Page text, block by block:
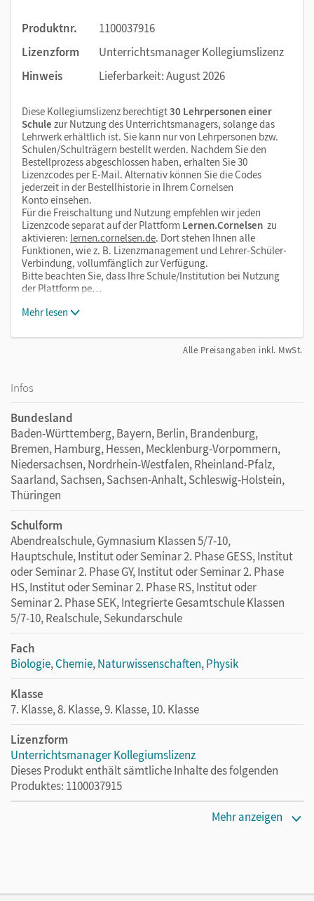
Produktnr.
1100037916
Lizenzform
Unterrichtsmanager Kollegiumslizenz
Hinweis
Lieferbarkeit: August 2026
Diese Kollegiumslizenz berechtigt30 Lehrpersonen einer
Schule zur Nutzung des Unterrichtsmanagers, solange das
Lehrwerk erhältlich ist. Sie kann nur von Lehrpersonen bzw.
Schulen/Schulträgern bestellt werden. Nachdem Sie den
Bestellprozess abgeschlossen haben, erhalten Sie 30
Lizenzcodes per E-Mail. Alternativ können Sie die Codes
jederzeit in der Bestellhistorie in Ihrem Cornelsen
Konto einsehen.
Für die Freischaltung und Nutzung empfehlen wir jeden
Lizenzcode separat auf der Plattform Lernen.Cornelsen zu
aktivieren: lernen.cornelsen.de. Dort stehen Ihnen alle
Funktionen, wie z. B. Lizenzmanagement und Lehrer-Schüler-
Verbindung, vollumfänglich zur Verfügung.
Bitte beachten Sie, dass Ihre Schule/Institution bei Nutzung
der Plattform pe…
Mehr lesen
Alle Preisangaben inkl. MwSt.
Infos
Bundesland
Baden-Württemberg, Bayern, Berlin, Brandenburg,
Bremen, Hamburg, Hessen, Mecklenburg-Vorpommern,
Niedersachsen, Nordrhein-Westfalen, Rheinland-Pfalz,
Saarland, Sachsen, Sachsen-Anhalt, Schleswig-Holstein,
Thüringen
Schulform
Abendrealschule, Gymnasium Klassen 5/7-10,
Hauptschule, Institut oder Seminar 2. Phase GESS, Institut
oder Seminar 2. Phase GY, Institut oder Seminar 2. Phase
HS, Institut oder Seminar 2. Phase RS, Institut oder
Seminar 2. Phase SEK, Integrierte Gesamtschule Klassen
5/7-10, Realschule, Sekundarschule
Fach
Biologie,Chemie,Naturwissenschaften,Physik
Klasse
7. Klasse, 8. Klasse, 9. Klasse, 10. Klasse
Lizenzform
Unterrichtsmanager Kollegiumslizenz
Dieses Produkt enthält sämtliche Inhalte des folgenden
Produktes: 1100037915
Cornelsen Verlag
Mehr anzeigen